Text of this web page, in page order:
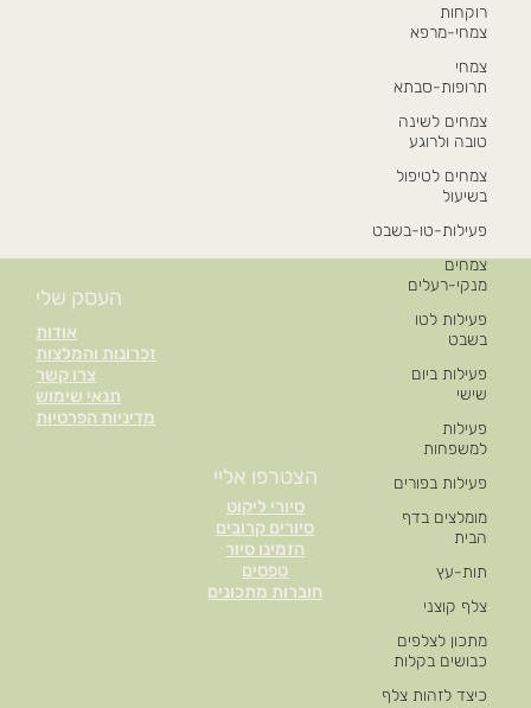
רוקחות
צמחי-מרפא
צמחי
תרופות-סבתא
צמחים לשינה
טובה ולרוגע
צמחים לטיפול
בשיעול
פעילות-טו-בשבט
צמחים
מנקי-רעלים
פעילות לטו
בשבט
פעילות ביום
שישי
פעילות
למשפחות
פעילות בפורים
מומלצים בדף
הבית
תות-עץ
צלף קוצני
מתכון לצלפים
כבושים בקלות
כיצד לזהות צלף
אודות
זכרונות והמלצות
צרו קשר
תנאי שימוש
מדיניות הפרטיות
העסק שלי
סיורי ליקוט
סיורים קרובים
הזמינו סיור
טפסים
חוברות מתכונים
הצטרפו אליי